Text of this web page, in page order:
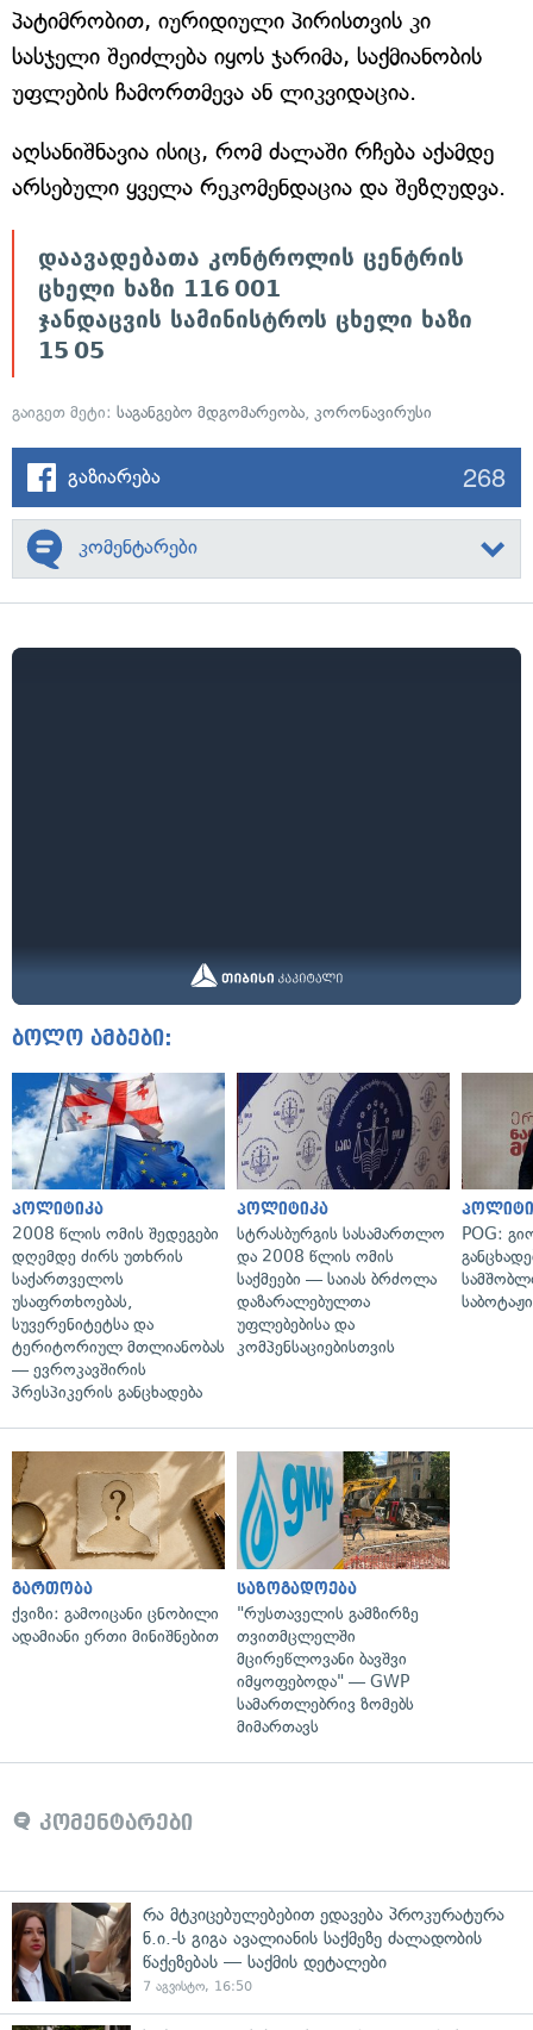
პატიმრობით, იურიდიული პირისთვის კი
სასჯელი შეიძლება იყოს ჯარიმა, საქმიანობის
უფლების ჩამორთმევა ან ლიკვიდაცია.
აღსანიშნავია ისიც, რომ ძალაში რჩება აქამდე
არსებული ყველა რეკომენდაცია და შეზღუდვა.
დაავადებათა კონტროლის ცენტრის
ცხელი ხაზი 116 001
ჯანდაცვის სამინისტროს ცხელი ხაზი
15 05
გაიგეთ მეტი: საგანგებო მდგომარეობა, კორონავირუსი
გაზიარება 268
კომენტარები
ბოლო ამბები:
პოლიტიკა
2008 წლის ომის შედეგები
დღემდე ძირს უთხრის
საქართველოს
უსაფრთხოებას,
სუვერენიტეტსა და
ტერიტორიულ მთლიანობას
— ევროკავშირის
პრესპიკერის განცხადება
პოლიტიკა
სტრასბურგის სასამართლო
და 2008 წლის ომის
საქმეები — საიას ბრძოლა
დაზარალებულთა
უფლებებისა და
კომპენსაციებისთვის
POG:
გართობა
ქვიზი: გამოიცანი ცნობილი
ადამიანი ერთი მინიშნებით
საზოგადოება
"რუსთაველის გამზირზე
თვითმცლელში
მცირეწლოვანი ბავშვი
იმყოფებოდა" — GWP
სამართლებრივ ზომებს
მიმართავს
კომენტარები
რა მტკიცებულებებით ედავება პროკურატურა
ნ.ი.-ს გიგა ავალიანის საქმეზე ძალადობის
წაქეზებას — საქმის დეტალები
7 აგვისტო, 16:50